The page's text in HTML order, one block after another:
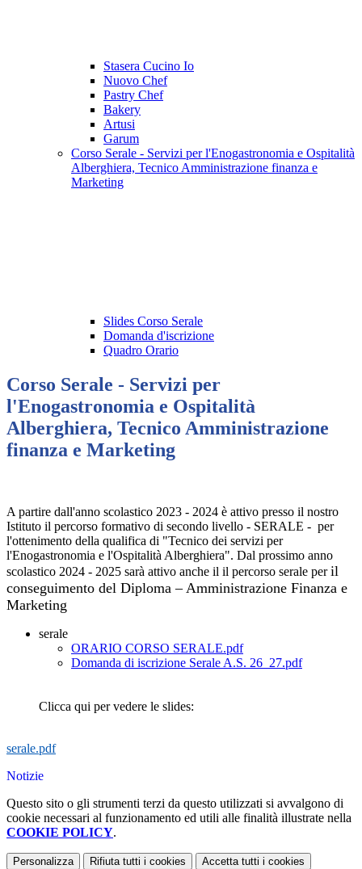
Stasera Cucino Io
Nuovo Chef
Pastry Chef
Bakery
Artusi
Garum
Corso Serale - Servizi per l'Enogastronomia e Ospitalità
Alberghiera, Tecnico Amministrazione finanza e
Marketing
Slides Corso Serale
Domanda d'iscrizione
Quadro Orario
Corso Serale - Servizi per
l'Enogastronomia e Ospitalità
Alberghiera, Tecnico Amministrazione
finanza e Marketing
A partire dall'anno scolastico 2023 - 2024 è attivo presso il nostro
Istituto il percorso formativo di secondo livello - SERALE - per
l'ottenimento della qualifica di "Tecnico dei servizi per
l'Enogastronomia e l'Ospitalità Alberghiera". Dal prossimo anno
scolastico 2024 - 2025 sarà attivo anche il il percorso serale peril
conseguimento del Diploma – Amministrazione Finanza e
Marketing
serale
ORARIO CORSO SERALE.pdf
Domanda di iscrizione Serale A.S. 26_27.pdf
Clicca qui per vedere le slides:
serale.pdf
Notizie
Questo sito o gli strumenti terzi da questo utilizzati si avvalgono di
cookie necessari al funzionamento ed utili alle finalità illustrate nella
COOKIE POLICY.
Personalizza Rifiuta tutti i cookies Accetta tutti i cookies